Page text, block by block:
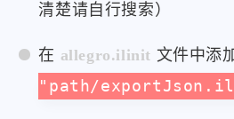
清楚请自行搜索）
在 allegro.ilinit 文件中添
"path/